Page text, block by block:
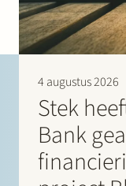
and are highly
jurisdictional
“The team
Communication
advising on
market practice
4 augustus 2026
Stek
Bank